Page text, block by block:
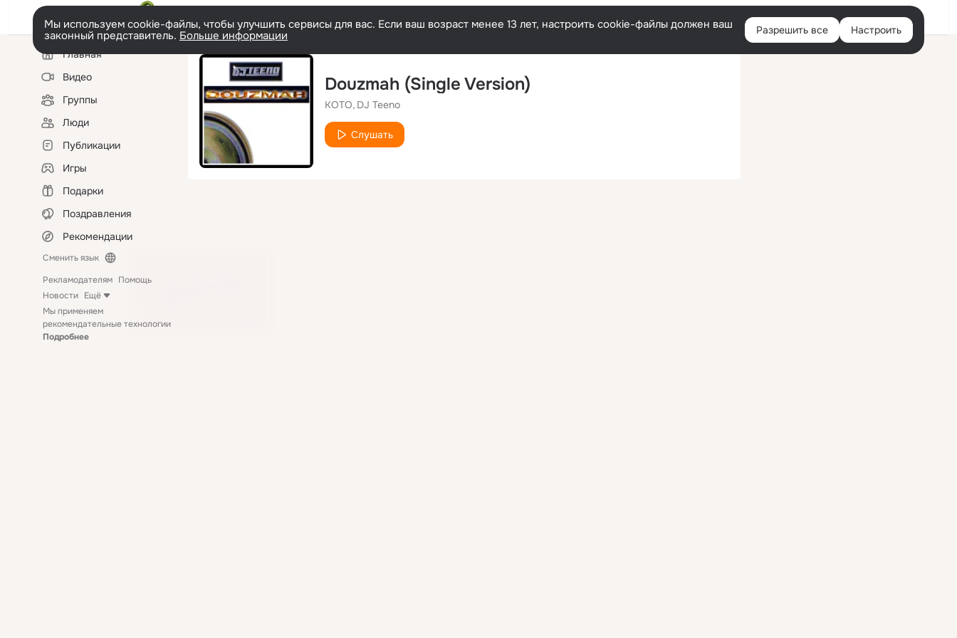
Войти
Мы используем cookie-файлы, чтобы улучшить сервисы для вас. Если ваш возраст менее 13 лет, настроить cookie-файлы должен ваш
законный представитель. Больше информации Разрешить все Настроить
Левая
колонкаГлавная
Видео
Группы
Люди
Публикации
Игры
Подарки
Поздравления
Рекомендации
Сменить язык
Рекламодателям Помощь
Новости Ещё
Мы применяем
рекомендательные технологии
Подробнее
Douzmah (Single Version)
KOTO DJ Teeno
Слушать